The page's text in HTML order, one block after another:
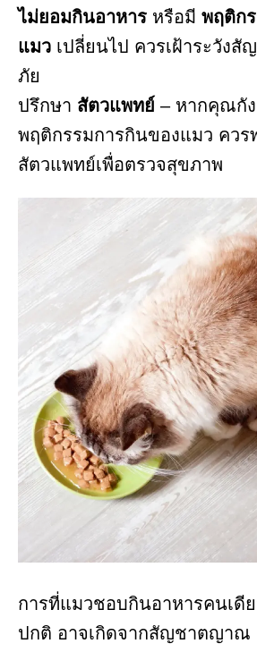
ไม่ยอมกินอาหาร หรือมี พฤติก
แมว เปลี่ยนไป ควรเฝ้าระวัง
ภัย
ปรึกษา สัตวแพทย์ – หากคุณกัง
พฤติกรรมการกินของแมว ควร
สัตวแพทย์เพื่อตรวจสุขภาพ
การที่แมวชอบกินอาหารคนเดีย
ปกติ อาจเกิดจากสัญชาตญาณ